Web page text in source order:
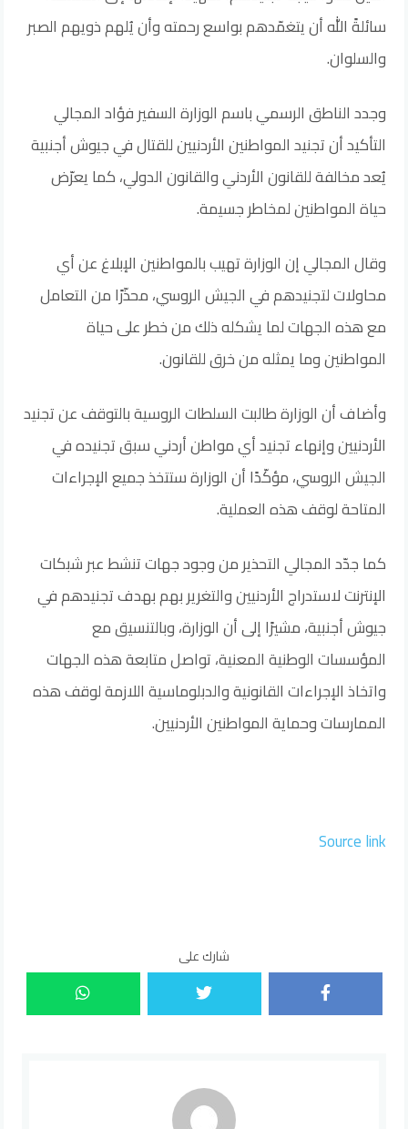
سائلةً الله أن يتغمّدهم بواسع رحمته وأن يُلهم ذويهم الصبر
والسلوان.
وجدد الناطق الرسمي باسم الوزارة السفير فؤاد المجالي
التأكيد أن تجنيد المواطنين الأردنيين للقتال في جيوش أجنبية
يُعد مخالفة للقانون الأردني والقانون الدولي، كما يعرّض
حياة المواطنين لمخاطر جسيمة.
وقال المجالي إن الوزارة تهيب بالمواطنين الإبلاغ عن أي
محاولات لتجنيدهم في الجيش الروسي، محذّرًا من التعامل
مع هذه الجهات لما يشكله ذلك من خطر على حياة
المواطنين وما يمثله من خرق للقانون.
وأضاف أن الوزارة طالبت السلطات الروسية بالتوقف عن تجنيد
الأردنيين وإنهاء تجنيد أي مواطن أردني سبق تجنيده في
الجيش الروسي، مؤكّدًا أن الوزارة ستتخذ جميع الإجراءات
المتاحة لوقف هذه العملية.
كما جدّد المجالي التحذير من وجود جهات تنشط عبر شبكات
الإنترنت لاستدراج الأردنيين والتغرير بهم بهدف تجنيدهم في
جيوش أجنبية، مشيرًا إلى أن الوزارة، وبالتنسيق مع
المؤسسات الوطنية المعنية، تواصل متابعة هذه الجهات
واتخاذ الإجراءات القانونية والدبلوماسية اللازمة لوقف هذه
الممارسات وحماية المواطنين الأردنيين.
Source link
شارك على